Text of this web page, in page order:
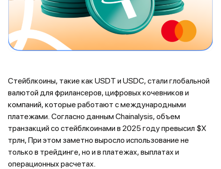
Стейблкоины, такие как USDT и USDC, стали глобальной
валютой для фрилансеров, цифровых кочевников и
компаний, которые работают с международными
платежами. Согласно данным Chainalysis, объем
транзакций со стейблкоинами в 2025 году превысил $X
трлн, При этом заметно выросло использование не
только в трейдинге, но и в платежах, выплатах и
операционных расчетах.